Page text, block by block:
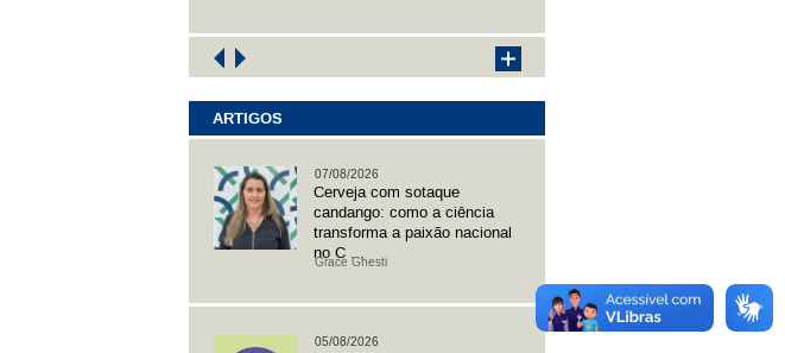
ARTIGOS
Grace Ghesti
07/08/2026
Cerveja com sotaque
candango: como a ciência
transforma a paixão nacional
no C ...
05/08/2026